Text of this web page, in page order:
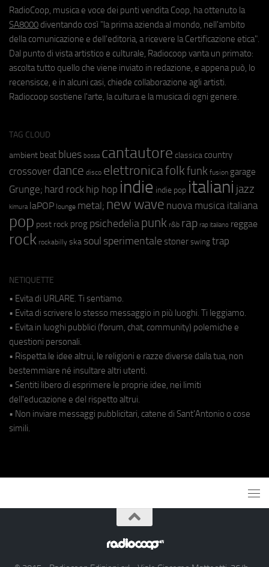
RadioCoop, musica e voce dei punti vendita Coop, ha ottenuto la
SA8000 diventando così "la prima azienda al mondo, nell'ambito
della comunicazione e dell'editoria, a ricevere la Certificazione etica".
Dal punto di vista artistico e culturale, Radiocoop vanta un primato:
ascolta tutto quello che viene inviato in redazione, e appena può, lo
recensisce, e in alcuni casi, chiede collaborazione agli artisti.
Radiocoop sostiene l'arte, la cultura e la musica di ogni genere.
TAG CLOUD
ambient beat blues bossa cantautore classica country
crossover dance disco elettronicafolkfunk fusion garage
Grunge; hard rock hip hop indie indie pop italiani jazz
kimura laPOP lounge metal; new wave nuova musica italiana
pop post rock prog psichedeliapunk r&b rap rap italiano reggae
rock rockabilly ska soul sperimentale stoner swing trap
NETIQUETTE
• Evita di URLARE. Ti sentiamo.
• Evita di scrivere lo stesso messaggio in più luoghi. Ti leggiamo.
• Evita in luoghi pubblici (forum, chat, community) polemiche e
questioni personali.
• Rispetta le idee altrui, le religioni e razze diverse dalla tua, non
bestemmiare né insultare altri utenti.
• Sentiti libero di esprimere le proprie idee, nei limiti
dell'educazione e del rispetto altrui.
• Non inviare messaggi pubblicitari, catene di Sant'Antonio o cose
simili.